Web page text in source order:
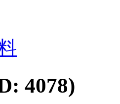
4078)